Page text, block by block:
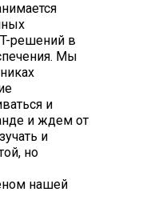
решений в
Мы
и
и ждем от
и
но
нашей